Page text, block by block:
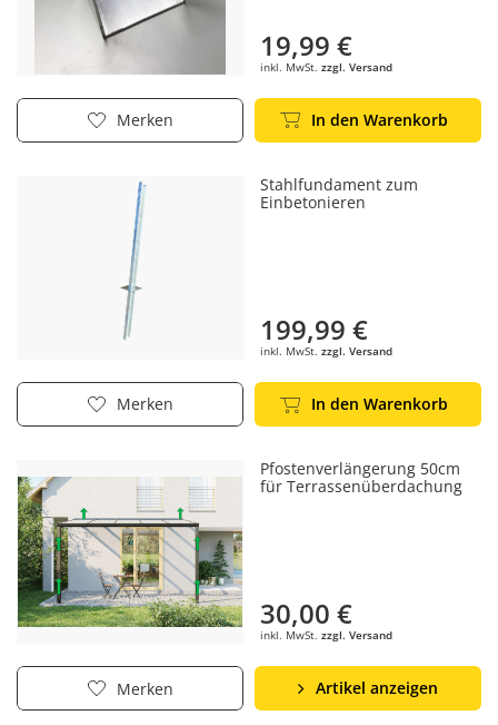
19,99 €
inkl. MwSt. zzgl. Versand
Merken In den Warenkorb
Stahlfundament zum
Einbetonieren
199,99 €
inkl. MwSt. zzgl. Versand
Merken In den Warenkorb
Pfostenverlängerung 50cm
für Terrassenüberdachung
30,00 €
inkl. MwSt. zzgl. Versand
Merken Artikel anzeigen